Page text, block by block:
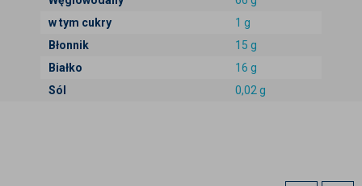
w tym cukry
1 g
Błonnik
15 g
Białko
16 g
Sól
0,02 g